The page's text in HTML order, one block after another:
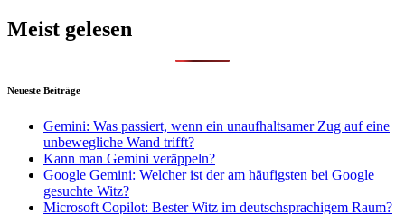
Meist gelesen
Neueste Beiträge
Gemini: Was passiert, wenn ein unaufhaltsamer Zug auf eine
unbewegliche Wand trifft?
Kann man Gemini veräppeln?
Google Gemini: Welcher ist der am häufigsten bei Google
gesuchte Witz?
Microsoft Copilot: Bester Witz im deutschsprachigem Raum?